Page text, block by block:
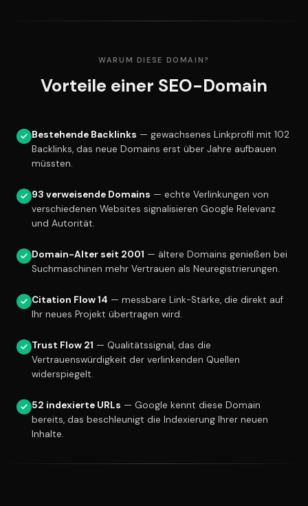
WARUM DIESE DOMAIN?
Vorteile einer SEO-Domain
Bestehende Backlinks — gewachsenes Linkprofil mit 102
Backlinks, das neue Domains erst über Jahre aufbauen
müssten.
93 verweisende Domains — echte Verlinkungen von
verschiedenen Websites signalisieren Google Relevanz
und Autorität.
Domain-Alter seit 2001 — ältere Domains genießen bei
Suchmaschinen mehr Vertrauen als Neuregistrierungen.
Citation Flow 14 — messbare Link-Stärke, die direkt auf
Ihr neues Projekt übertragen wird.
Trust Flow 21 — Qualitätssignal, das die
Vertrauenswürdigkeit der verlinkenden Quellen
widerspiegelt.
52 indexierte URLs — Google kennt diese Domain
bereits, das beschleunigt die Indexierung Ihrer neuen
Inhalte.